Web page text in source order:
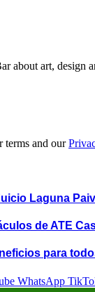
about art, design
terms and our
Laguna
de ATE
para
WhatsApp